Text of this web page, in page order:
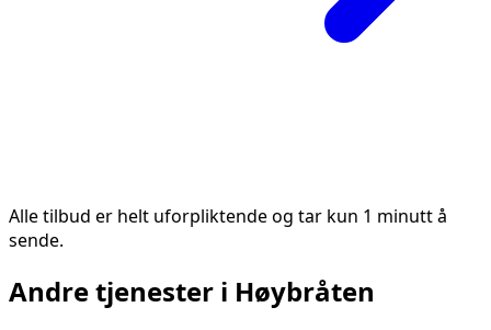
Alle tilbud er helt uforpliktende og tar kun 1 minutt å
sende.
Andre tjenester i Høybråten